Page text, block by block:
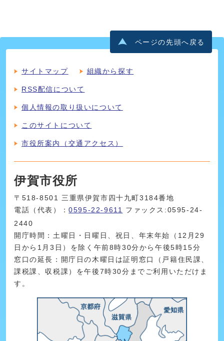
ページの先頭へ戻る
サイトマップ 組織から探す
RSS配信について
個人情報の取り扱いについて
このサイトについて
市役所案内（交通アクセス）
伊賀市役所
〒518-8501 三重県伊賀市四十九町3184番地
電話（代表）：0595-22-9611
ファックス:0595-24-
2440
開庁時間：土曜日・日曜日、祝日、年末年始（12月29
日から1月3日）を除く午前8時30分から午後5時15分
窓口の延長：開庁日の木曜日は証明窓口（戸籍住民課、
課税課、収税課）を午後7時30分までご利用いただけま
す。